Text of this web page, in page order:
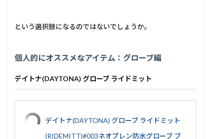
という選択肢になるのではないでしょうか。
個人的にオススメなアイテム：グローブ編
デイトナ(DAYTONA) グローブ ライドミット
デイトナ(DAYTONA) グローブ ライドミット
(RIDEMITT)#003ネオプレン防水グローブ ブ